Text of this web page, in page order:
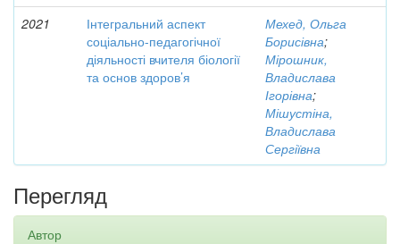
2021
Інтегральний аспект
соціально-педагогічної
діяльності вчителя біології
та основ здоров’я
Мехед, Ольга
Борисівна;
Мірошник,
Владислава
Ігорівна;
Мішустіна,
Владислава
Сергіївна
Перегляд
Автор